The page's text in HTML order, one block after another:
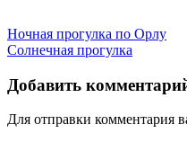
Навигация
по
записям
Ночная прогулка по Орлу
Солнечная прогулка
Добавить
Для отправки комментария